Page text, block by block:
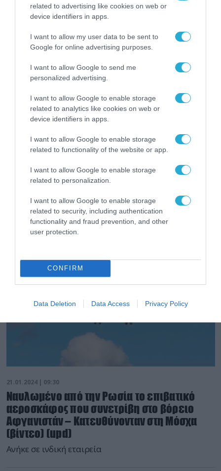
related to advertising like cookies on web or
device identifiers in apps.
I want to allow my user data to be sent to
Google for online advertising purposes.
I want to allow Google to send me
personalized advertising.
I want to allow Google to enable storage
related to analytics like cookies on web or
device identifiers in apps.
I want to allow Google to enable storage
related to functionality of the website or app.
I want to allow Google to enable storage
related to personalization.
I want to allow Google to enable storage
related to security, including authentication
functionality and fraud prevention, and other
user protection.
CONFIRM
Data Deletion Data Access Privacy Policy
24.01.2024 | 11:41
στο Μπέλγκοροντ Il-76 με 76 επιβάτες
αλλά… μετέφερε Ουκρανούς αιχμαλώτους!
Θύματα της παραπλάνησης που τους έκανε η ρωσική
Αεροπορία
21.01.2024 | 09:30
Ναυλωμένο από την Ρωσία το επιβατικό
αεροσκάφος που συνετρίβη στο βόρειο
Αφγανιστάν – Κατευθύνονταν στη Μόσχα
(βίντεο) (upd)
Ανήκε σε ινδική εταιρεία